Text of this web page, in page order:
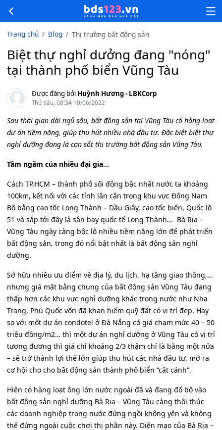
Trang chủ Blog Thị trường bất động sản
Biệt thự nghỉ dưởng đang "nóng"
tại thành phố biển Vũng Tàu
Được đăng bởi Huỳnh Hương - LBKCorp
Thứ sáu, 08:34 10/06/2022
Sau thời gian dài ngủ sâu, bất động sản tại Vũng Tàu có hàng loạt
dư án tiềm năng, giúp thu hút nhiều nhà đầu tư. Đặc biệt biệt thự
nghỉ dưỡng đang là cơn sốt thị trường bất động sản Vũng Tàu.
Tầm ngắm của nhiều đại gia…
Cách TP.HCM – thành phố sôi động bậc nhất nước ta khoảng
100km, kết nối với các tỉnh lân cận trong khu vực Đông Nam
Bộ bằng cao tốc Long Thành – Dầu Giây, cao tốc biển, Quốc lộ
51 và sắp tới đây là sân bay quốc tế Long Thành... Bà Rịa –
Vũng Tàu ngày càng bộc lộ nhiều tiềm năng lớn để phát triển
bất động sản, trong đó nổi bật nhất là bất động sản nghỉ
dưỡng.
Sở hữu nhiều ưu điểm về địa lý, du lịch, hạ tầng giao thông,…
nhưng giá mặt bằng chung của bất động sản Vũng Tàu đang
thấp hơn các khu vực nghỉ dưỡng khác trong nước như Nha
Trang, Phú Quốc vốn đã khan hiếm quỹ đất có vị trí đẹp. Hay
so với một dự án condotel ở Đà Nẵng có giá chạm mức 40 – 50
triệu đồng/m2… thì một dự án nghỉ dưỡng ở Vũng Tàu có vị trí
tương đương thì giá chỉ khoảng 2/3 thậm chí là bằng một nửa
– sẽ trở thành lợi thế lớn giúp thu hút các nhà đầu tư, mở ra
cơ hội cho cho bất động sản thành phố biển “cất cánh”.
Hiện có hàng loạt ông lớn nước ngoài đã và đang đổ bộ vào
bất động sản nghỉ dưỡng Bà Rịa – Vũng Tàu càng thôi thúc
các doanh nghiệp trong nước đứng ngồi không yên và không
thể đứng ngoài cuộc chơi thị phần này. Diện mạo của Bà Rịa –